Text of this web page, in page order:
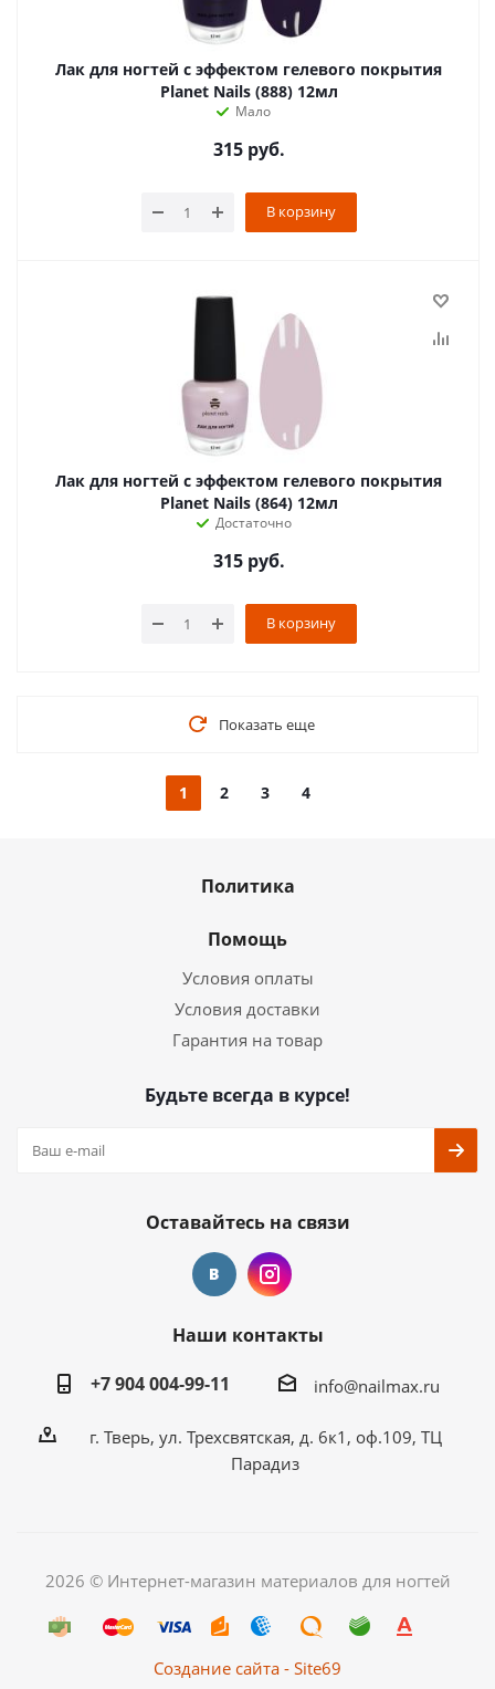
Лак для ногтей с эффектом гелевого покрытия
Planet Nails (888) 12мл
Мало
315руб.
В корзину
Лак для ногтей с эффектом гелевого покрытия
Planet Nails (864) 12мл
Достаточно
315руб.
В корзину
Показать еще
1 2 3 4
Политика
Помощь
Условия оплаты
Условия доставки
Гарантия на товар
Будьте всегда в курсе!
Оставайтесь на связи
Наши контакты
+7 904 004-99-11
info@nailmax.ru
г. Тверь, ул. Трехсвятская, д. 6к1, оф.109, ТЦ
Парадиз
2026 © Интернет-магазин материалов для ногтей
Создание сайта - Site69